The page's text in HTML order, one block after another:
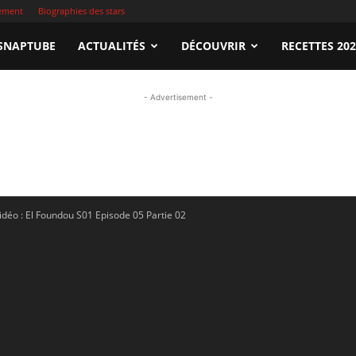
Biographies des stars
ACTUALITÉS DÉCOUVRIR RECETTES
- Advertisement -
: El Foundou S01 Episode 05 Partie 02